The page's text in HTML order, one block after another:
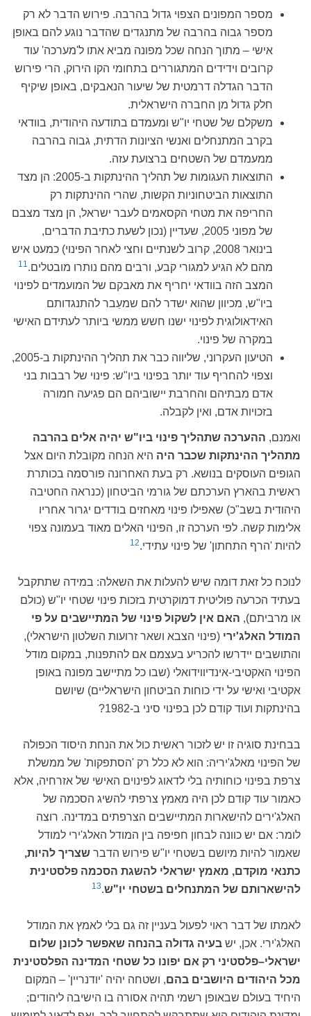
מספר המפונים הצפוי גדול בהרבה. פירוש הדבר לא רק
מספר גבוה בהרבה של מתנגדים שהדבר נוגע להם באופן
אישי – מתוך הנחה שכל מפונה מביא אתו ל'מערכה' עוד
קרובים וידידים המתגוררים בתחומי הקו הירוק, הרי פירוש
הדבר הגדלה דרמטית של שיעור הנאבקים, באופן שיקיף
חלק גדול מן החברה הישראלית.
משקלם של שטחי יו"ש ומעמדם בתודעה היהודית, בוודאי
בקרב המתנחלים ואנשי הציונות הדתית, גבוה בהרבה
ממעמדם של השטחים ברצועת עזה.
התוצאות העגומות של תהליך ההינתקות ב-2005: הן מצד
התוצאות הביטחוניות הקשות, שהרי ההינתקות רק
החריפה את מטחי הקסאמים לעבר ישראל, הן מצד מצבם
של מפוני 2005, שעדיין (נכון לשעת כתיבת הדברים,
בינואר 2008, קרוב לשנתיים וחצי לאחר הפינוי) כמעט איש
מהם לא הגיע למגורי קבע, ורבים מהם נותרו מובטלים.11
המצב הזה בוודאי יחריף את מאבקם של המועמדים לפינוי
ביו"ש, מכיוון שהוא ישדר להם שמעֵבר להתנגדותם
האידאולוגית לפינוי ישנו חשש ממשי ביותר לעתידם האישי
במקרה של פינוי.
הטיעון העקרוני, שליווה כבר את תהליך ההינתקות ב-2005,
וצפוי להחריף עוד יותר בפינוי ביו"ש: פינוי של רבבות בני
אדם מבתיהם והחרבת יישוביהם הם פגיעה חמורה
בזכויות אדם, ואין לקבלה.
ואמנם, ההערכה שתהליך פינוי ביו"ש יהיה אלים בהרבה
מתהליך ההינתקות שכבר היה היא הנחה מקובלת היום אצל
הגופים העוסקים בנושא. רק בעת האחרונה פורסמה בכותרת
ראשית בהארץ הערכתם של גורמי הביטחון (כנראה החטיבה
היהודית בשב"כ) שאפילו פינוי מאחזים בודדים יגרור אחריו
אלימות קשה. לפי הערכה זו, הפינוי האלים מאוד בעמונה צפוי
להיות 'הרף התחתון' של פינוי עתידי.12
לנוכח כל זאת דומה שיש להעלות את השאלה: במידה שתתקבל
בעתיד הכרעה פוליטית דמוקרטית בזכות פינוי שטחי יו"ש (כולם
או מרביתם), האם אין לשקול פינוי של המתיישבים על פי
המודל האלג'ירי (פינוי הצבא ושאר זרועות השלטון הישראלי),
והתושבים יידרשו להכריע בעצמם אם להתפנות, במקום מודל
הפינוי האקטיבי-אינדיווידואלי (שבו כל מתיישב מפונה באופן
אקטיבי ואישי על ידי כוחות הביטחון הישראליים) שיושם
בהינתקות ועוד קודם לכן בפינוי סיני ב-1982?
בבחינת סוגיה זו יש לזכור ראשית כול את הנחת היסוד הכפולה
של הפינוי מאלג'יריה: הוא לא כלל רק 'הסתפקות' של ממשלת
צרפת בפינוי כוחותיה בלי לדאוג לפינוים האישי של אזרחיה, אלא
כאמור עוד קודם לכן היה מאמץ צרפתי להשיג הסכמה של
האלג'ירים להישארות המתיישבים הצרפתים במדינה. רוצה
לומר: אם יש כוונה לבחון חפיפה בין המודל האלג'ירי למודל
שאמור להיות מיושם בשטחי יו"ש פירוש הדבר שצריך להיות,
כתנאי מוקדם, מאמץ ישראלי להשגת הסכמה פלסטינית
להישארותם של המתנחלים בשטחי יו"ש.
13
לאמתו של דבר ראוי לפעול בעניין זה גם בלי לאמץ את המודל
האלג'ירי. אכן, יש בעיה גדולה בהנחה שאפשר לכונן שלום
ישראלי–פלסטיני רק אם יפונו כל שטחי המדינה הפלסטינית
מכל היהודים היושבים בהם, ושטחה יהיה 'יודנריין' – המקום
היחיד בעולם שבאופן רשמי תהיה אסורה בו הישיבה ליהודים;